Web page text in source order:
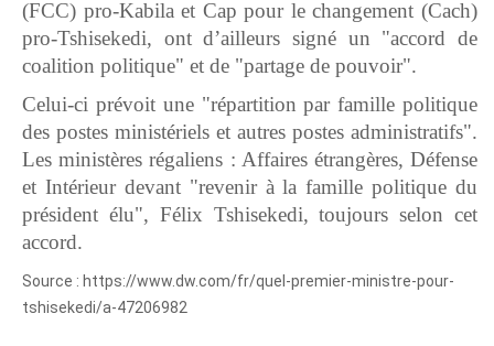
(FCC) pro-Kabila et Cap pour le changement (Cach)
pro-Tshisekedi, ont d’ailleurs signé un "accord de
coalition politique" et de "partage de pouvoir".
Celui-ci prévoit une "répartition par famille politique
des postes ministériels et autres postes administratifs".
Les ministères régaliens : Affaires étrangères, Défense
et Intérieur devant "revenir à la famille politique du
président élu", Félix Tshisekedi, toujours selon cet
accord.
Source : https://www.dw.com/fr/quel-premier-ministre-pour-
tshisekedi/a-47206982